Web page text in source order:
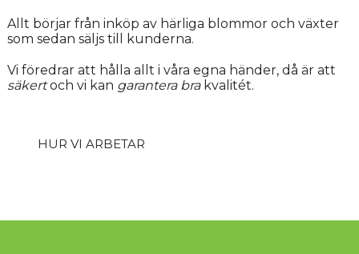
Allt börjar från inköp av härliga blommor och växter
som sedan säljs till kunderna.
Vi föredrar att hålla allt i våra egna händer, då är att
säkertoch vi kan garantera brakvalitét.
HUR VI ARBETAR